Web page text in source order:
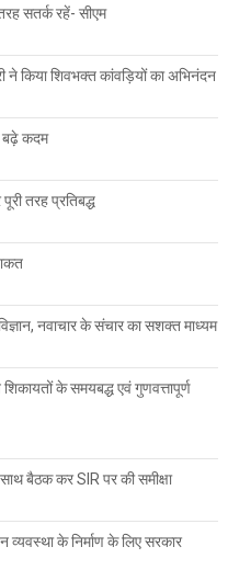
सतर्क रहें- सीएम
ने किया शिवभक्त कांवड़ियों का अभिनंदन
बढ़े कदम
तरह प्रतिबद्ध
नवाचार के संचार का सशक्त माध्यम
के समयबद्ध एवं गुणवत्तापूर्ण
बैठक कर SIR पर की समीक्षा
के निर्माण के लिए सरकार